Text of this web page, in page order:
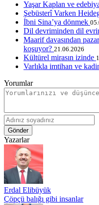
Yaşar Kaplan ve
Şebüsterî Varken
İbni Sina’ya dönmek
Dil devriminden dil
Maarif davasından
koşuyor? 21.06.2026
Kültürel mirasın izinde
Varlıkla imtihan ve
Yorumlar
Gönder
Yazarlar
Erdal Elibüyük
Çöpçü balığı gibi insanlar